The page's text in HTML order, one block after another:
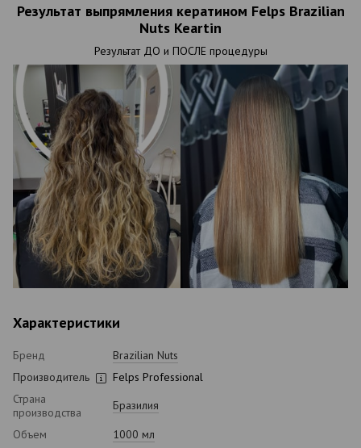
Результат выпрямления кератином Felps Brazilian
Nuts Keartin
Результат ДО и ПОСЛЕ процедуры
Характеристики
Бренд
Brazilian Nuts
Производитель
Felps Professional
Страна
производства
Бразилия
Объем
1000 мл